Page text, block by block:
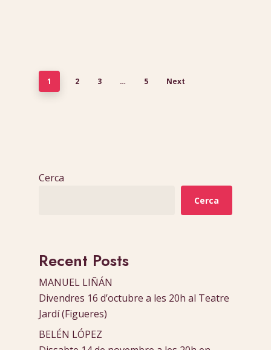
1 2 3 … 5 Next
Cerca
Cerca
Recent Posts
MANUEL LIÑÁN
Divendres 16 d’octubre a les 20h al Teatre
Jardí (Figueres)
BELÉN LÓPEZ